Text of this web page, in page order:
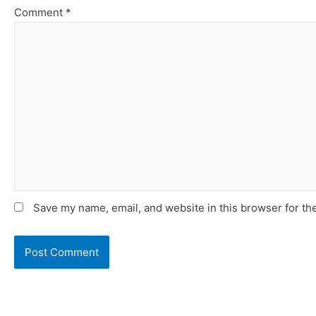
Comment *
Save my name, email, and website in this browser for